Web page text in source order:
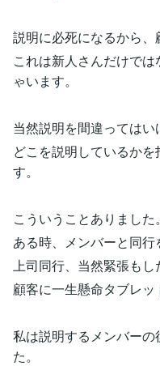
説明に必死になるから、
これは新人さんだけで
ゃいます。
当然説明を間違ってはい
どこを説明しているか
す。
こういうことありました。
ある時、メンバーと同行
上司同行、当然緊張もし
顧客に一生懸命タブレッ
私は説明するメンバー
た。